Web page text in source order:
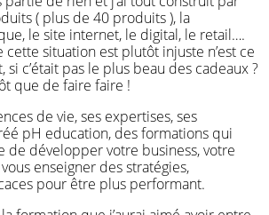
( plus de 40 produits ), la
le site internet, le digital, le retail….
situation est plutôt injuste n’est ce
si c’était pas le plus beau des cadeaux ?
que de faire faire !
de vie, ses expertises, ses
pH education, des formations qui
de développer votre business, votre
enseigner des stratégies,
pour être plus performant.